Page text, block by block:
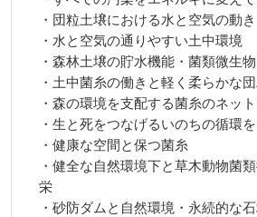
・団粒土壌における水と空気の動き
・水と空気の通りやすい土中環境
・森林土壌の貯水機能・菌類微生
・土中菌糸の働きと軽く柔らかな
・森の環境を支配する菌糸のネッ
・生と死をつなげるいのちの循環
・健康な空間と保つ菌糸
・健全な自然環境下と草木動物菌
栄
・砂防ダムと自然環境・永続的な